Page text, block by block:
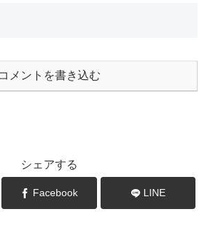
コメントを書き込む
シェアする
Facebook LINE